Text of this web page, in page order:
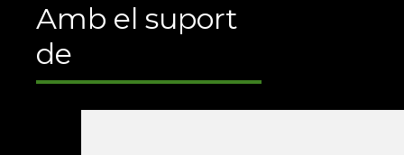
Amb el suport
de